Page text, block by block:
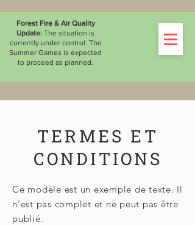
WATCH THE LIVESTREAM
Forest Fire & Air Quality
Update: The situation is
currently under control. The
Summer Games is expected
to proceed as planned.
TERMES ET
CONDITIONS
Ce modèle est un exemple de texte. Il
n’est pas complet et ne peut pas être
publié.